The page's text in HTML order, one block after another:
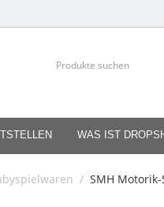
WAS IST
/ SMH